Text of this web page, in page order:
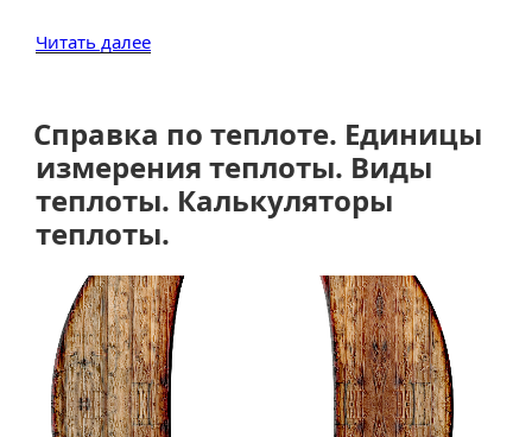
Читать далее«Справка
Единицы
работы.
Калькуляторы
работы.»
Справка по теплоте. Единицы
измерения теплоты. Виды
теплоты. Калькуляторы
теплоты.